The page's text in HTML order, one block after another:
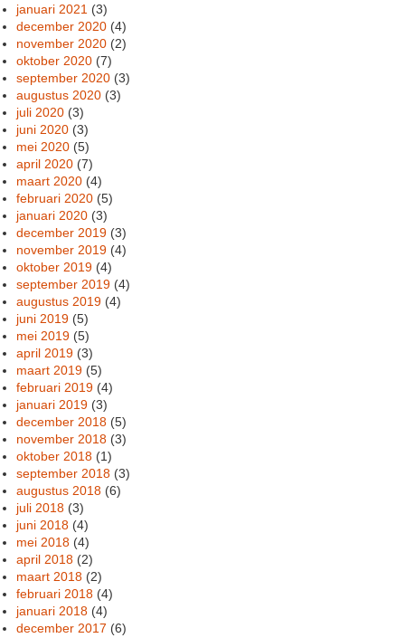
januari 2021 (3)
december 2020 (4)
november 2020 (2)
oktober 2020 (7)
september 2020 (3)
augustus 2020 (3)
juli 2020 (3)
juni 2020 (3)
mei 2020 (5)
april 2020 (7)
maart 2020 (4)
februari 2020 (5)
januari 2020 (3)
december 2019 (3)
november 2019 (4)
oktober 2019 (4)
september 2019 (4)
augustus 2019 (4)
juni 2019 (5)
mei 2019 (5)
april 2019 (3)
maart 2019 (5)
februari 2019 (4)
januari 2019 (3)
december 2018 (5)
november 2018 (3)
oktober 2018 (1)
september 2018 (3)
augustus 2018 (6)
juli 2018 (3)
juni 2018 (4)
mei 2018 (4)
april 2018 (2)
maart 2018 (2)
februari 2018 (4)
januari 2018 (4)
december 2017 (6)